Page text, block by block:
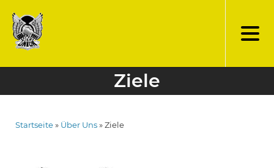
zum
Inhalt
Ziele
Startseite Über Uns Ziele